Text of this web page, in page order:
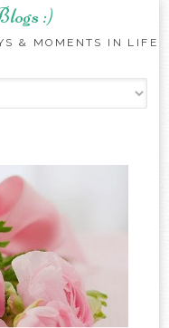
:)
& MOMENTS IN LIFE